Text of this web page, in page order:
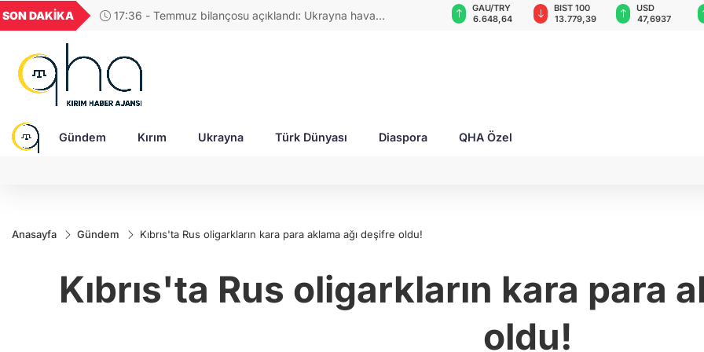
SON DAKİKA 17:48 - Rusya, Ukraynalı itfaiyecileri hedef aldı: 2 yaralı!
GEL
18,2385
16,2389
27,9743
0,0018
BIST 100
13.779,39
USD
47,6937
EUR
55,1770
Gündem Kırım Ukrayna Türk Dünyası Diaspora QHA Özel
Anasayfa Gündem Kıbrıs'ta Rus oligarkların kara para aklama ağı deşifre oldu!
Kıbrıs'ta Rus oligarkların kara para
oldu!